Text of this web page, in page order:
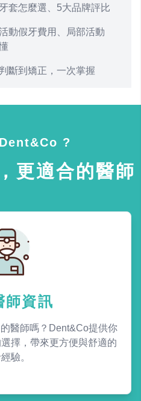
套怎麼選、5大品牌評比
動假牙費用、局部活動
斷到矯正，一次掌握
?
更適合的醫師
師資訊
醫師嗎？Dent&Co提供你
擇，帶來更方便與舒適的
驗。